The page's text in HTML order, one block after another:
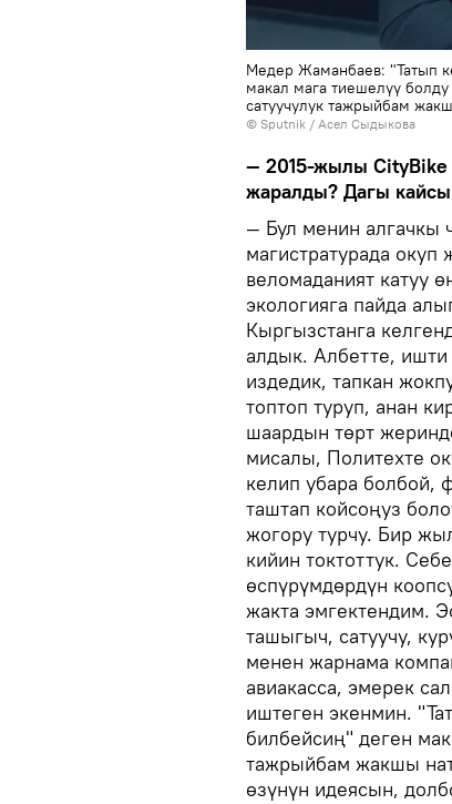
Медер Жаманбаев: "Татып
макал мага тиешелүү
сатуучулук тажрыйбам
© Sputnik / Асел Сыдыкова
— 2015-жылы CityBike
жаралды? Дагы кайсы
— Бул менин алгачкы
магистратурада
веломаданият катуу
экологияга пайда
Кыргызстанга
алдык. Албетте, ишти
издедик, тапкан
топтоп туруп, анан
шаардын төрт
мисалы, Политехте
келип убара болбой,
таштап койсоңуз
жогору турчу. Бир
кийин токтоттук.
өспүрүмдөрдүн
жакта эмгектендим.
ташыгыч, сатуучу,
менен жарнама
авиакасса, эмерек
иштеген экенмин.
билбейсиң" деген
тажрыйбам жакшы
өзүнүн идеясын,